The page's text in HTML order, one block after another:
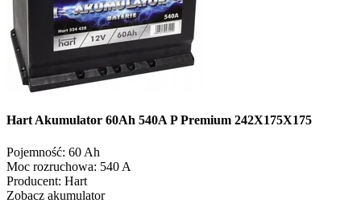
Hart Akumulator 60Ah 540A P Premium 242X175X175
Pojemność: 60 Ah
Moc rozruchowa: 540 A
Producent: Hart
Zobacz akumulator